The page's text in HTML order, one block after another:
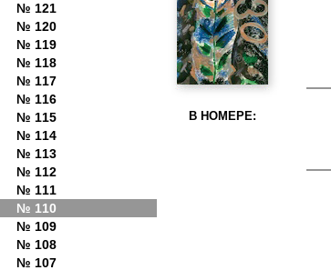
В НОМЕРЕ:
№ 121
№ 120
№ 119
№ 118
№ 117
№ 116
№ 115
№ 114
№ 113
№ 112
№ 111
№ 110
№ 109
№ 108
№ 107